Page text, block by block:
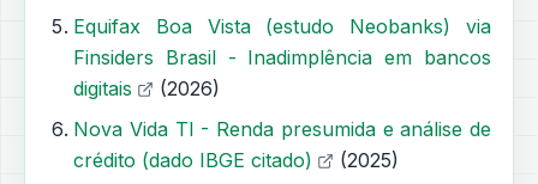
Equifax Boa Vista (estudo Neobanks) via
Finsiders Brasil - Inadimplência em bancos
digitais
(2026)
Nova Vida TI - Renda presumida e análise de
crédito (dado IBGE citado)
(2025)